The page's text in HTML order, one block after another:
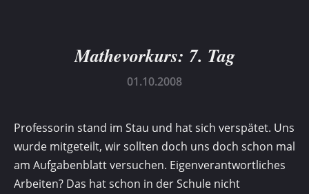
Mathevorkurs: 7. Tag
01.10.2008
Professorin stand im Stau und hat sich verspätet. Uns
wurde mitgeteilt, wir sollten doch uns doch schon mal
am Aufgabenblatt versuchen. Eigenverantwortliches
Arbeiten? Das hat schon in der Schule nicht